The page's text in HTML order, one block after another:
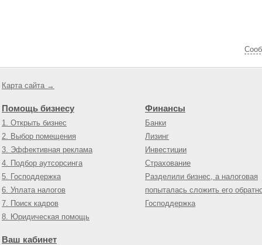
Карта сайта →
Помощь бизнесу
1. Открыть бизнес
2. Выбор помещения
3. Эффективная реклама
4. Подбор аутсорсинга
5. Господдержка
6. Уплата налогов
7. Поиск кадров
8. Юридическая помощь
Финансы
Банки
Лизинг
Инвестиции
Страхование
Разделили бизнес, а налоговая
попыталась сложить его
Господдержка
Ваш кабинет